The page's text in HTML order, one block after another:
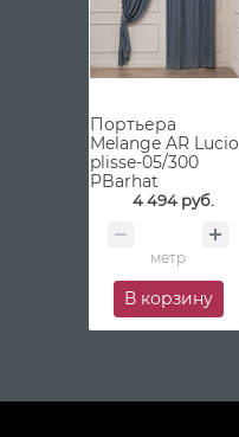
Портьера
Melange AR Lucio
plisse-05/300
PBarhat
4 494 руб.
метр
В корзину